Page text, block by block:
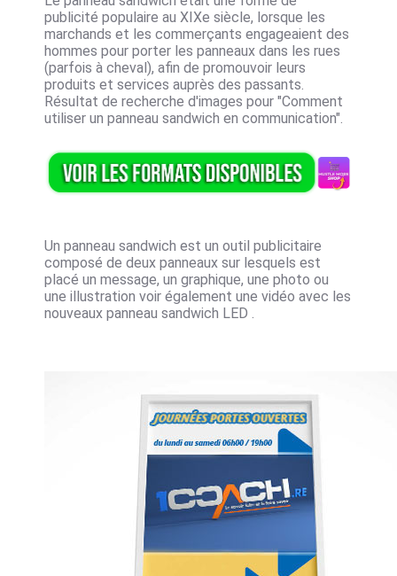
publicité populaire au XIXe siècle, lorsque les
marchands et les commerçants engageaient des
hommes pour porter les panneaux dans les rues
(parfois à cheval), afin de promouvoir leurs
produits et services auprès des passants.
Résultat de recherche d'images pour "Comment
utiliser un panneau sandwich en communication".
Un panneau sandwich est un outil publicitaire
composé de deux panneaux sur lesquels est
placé un message, un graphique, une photo ou
une illustration voir également une vidéo avec les
nouveaux panneau sandwich LED .